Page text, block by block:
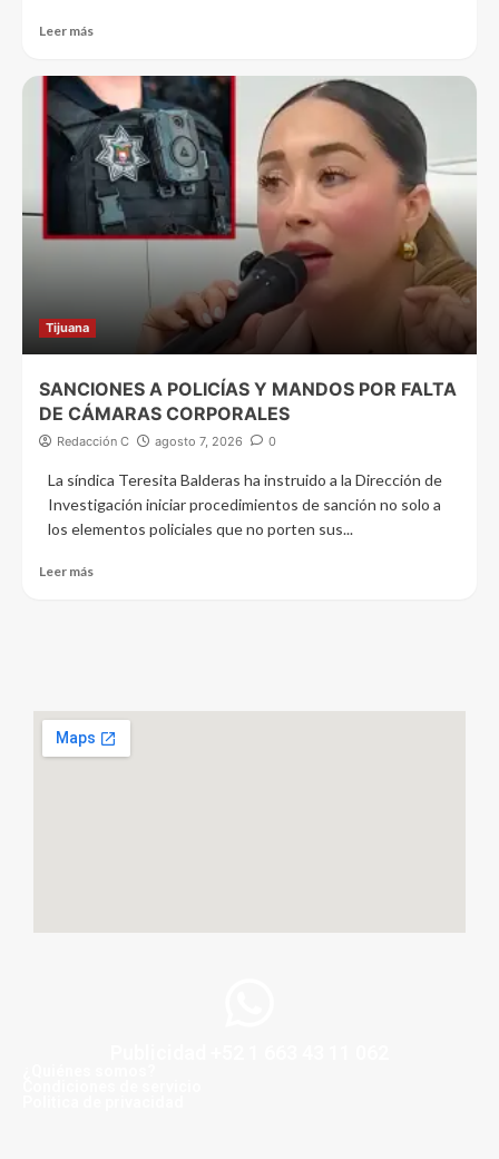
Leer más
Tijuana
SANCIONES A POLICÍAS Y MANDOS POR FALTA
DE CÁMARAS CORPORALES
Redacción C agosto 7, 2026 0
La síndica Teresita Balderas ha instruido a la Dirección de
Investigación iniciar procedimientos de sanción no solo a
los elementos policiales que no porten sus...
Leer más